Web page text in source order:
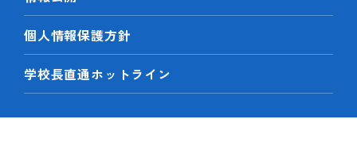
個人情報保護方針
学校長直通ホットライン